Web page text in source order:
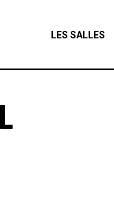
LES SALLES